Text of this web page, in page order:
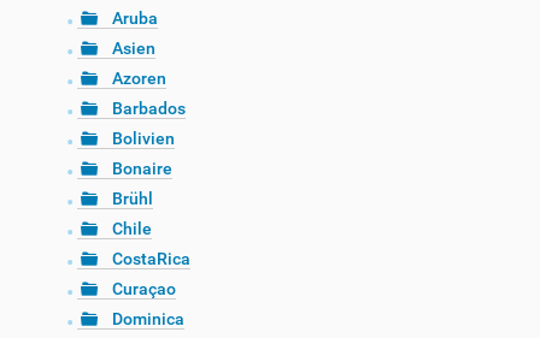
Aruba
Asien
Azoren
Barbados
Bolivien
Bonaire
Brühl
Chile
CostaRica
Curaçao
Dominica